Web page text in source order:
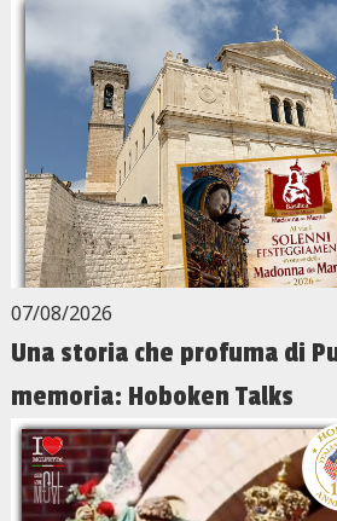
07/08/2026
Una storia che profuma di
memoria: Hoboken Talks